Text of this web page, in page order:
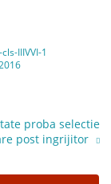
IIIVVI-1
proba selectie
post ingrijitor